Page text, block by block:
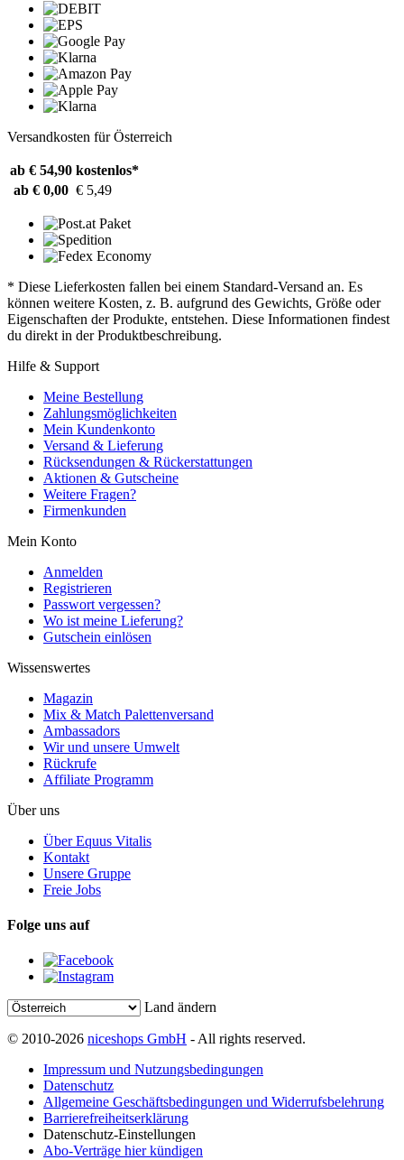
Versandkosten für Österreich
ab € 54,90 kostenlos*
ab € 0,00 € 5,49
* Diese Lieferkosten fallen bei einem Standard-Versand an. Es
können weitere Kosten, z. B. aufgrund des Gewichts, Größe oder
Eigenschaften der Produkte, entstehen. Diese Informationen findest
du direkt in der Produktbeschreibung.
Hilfe & Support
Meine Bestellung
Zahlungsmöglichkeiten
Mein Kundenkonto
Versand & Lieferung
Rücksendungen & Rückerstattungen
Aktionen & Gutscheine
Weitere Fragen?
Firmenkunden
Mein Konto
Anmelden
Registrieren
Passwort vergessen?
Wo ist meine Lieferung?
Gutschein einlösen
Wissenswertes
Magazin
Mix & Match Palettenversand
Ambassadors
Wir und unsere Umwelt
Rückrufe
Affiliate Programm
Über uns
Über Equus Vitalis
Kontakt
Unsere Gruppe
Freie Jobs
Folge uns auf
Land ändern
© 2010-2026 niceshops GmbH - All rights reserved.
Impressum und Nutzungsbedingungen
Datenschutz
Allgemeine Geschäftsbedingungen und Widerrufsbelehrung
Barrierefreiheitserklärung
Datenschutz-Einstellungen
Abo-Verträge hier kündigen